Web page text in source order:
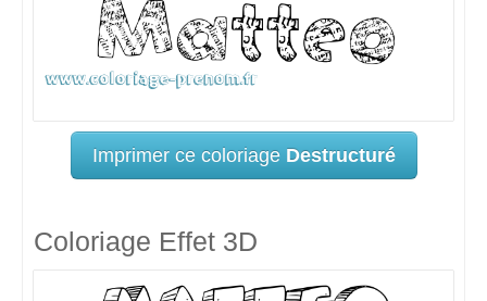
Imprimer ce coloriage Destructuré
Coloriage Effet 3D